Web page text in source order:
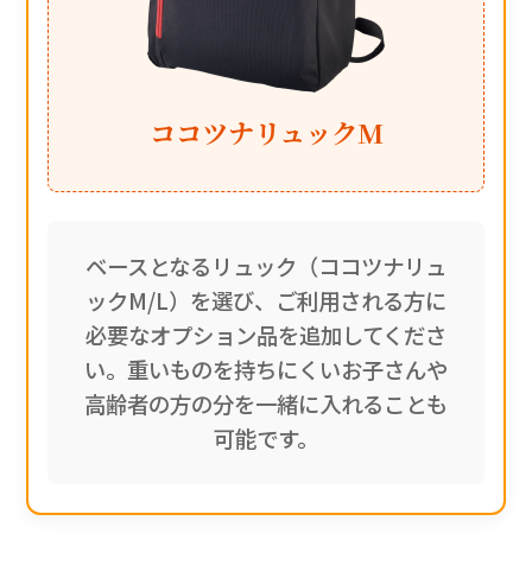
ココツナリュックM
ベースとなるリュック（ココツナリュ
ックM/L）を選び、ご利用される方に
必要なオプション品を追加してくださ
い。重いものを持ちにくいお子さんや
高齢者の方の分を一緒に入れることも
可能です。